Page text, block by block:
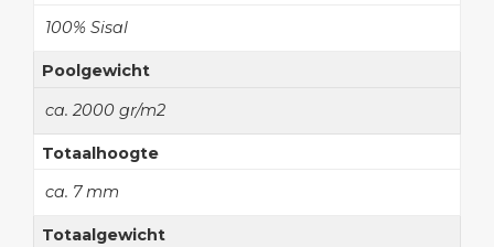
100% Sisal
Poolgewicht
ca. 2000 gr/m2
Totaalhoogte
ca. 7 mm
Totaalgewicht